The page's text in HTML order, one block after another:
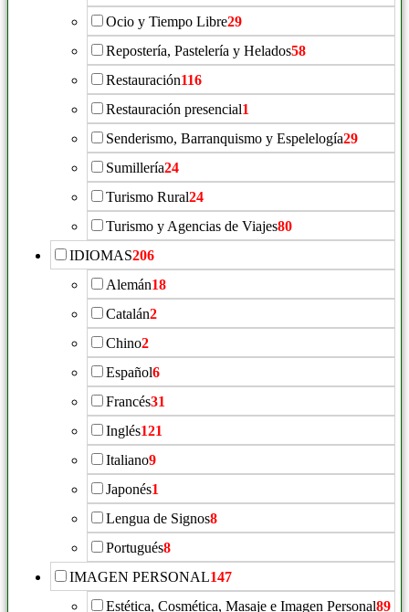
Ocio y Tiempo Libre29
Repostería, Pastelería y Helados58
Restauración116
Restauración presencial1
Senderismo, Barranquismo y Espelelogía29
Sumillería24
Turismo Rural24
Turismo y Agencias de Viajes80
IDIOMAS206
Alemán18
Catalán2
Chino2
Español6
Francés31
Inglés121
Italiano9
Japonés1
Lengua de Signos8
Portugués8
IMAGEN PERSONAL147
Estética, Cosmética, Masaje e Imagen Personal89